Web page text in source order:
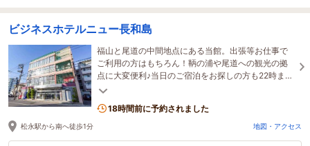
ビジネスホテルニュー長和島
福山と尾道の中間地点にある当館。出張等お仕事で
ご利用の方はもちろん！鞆の浦や尾道への観光の拠
点に大変便利♪当日のご宿泊をお探しの方も22時まで
受付★
18時間前に予約されました
松永駅から南へ徒歩1分 地図・アクセス